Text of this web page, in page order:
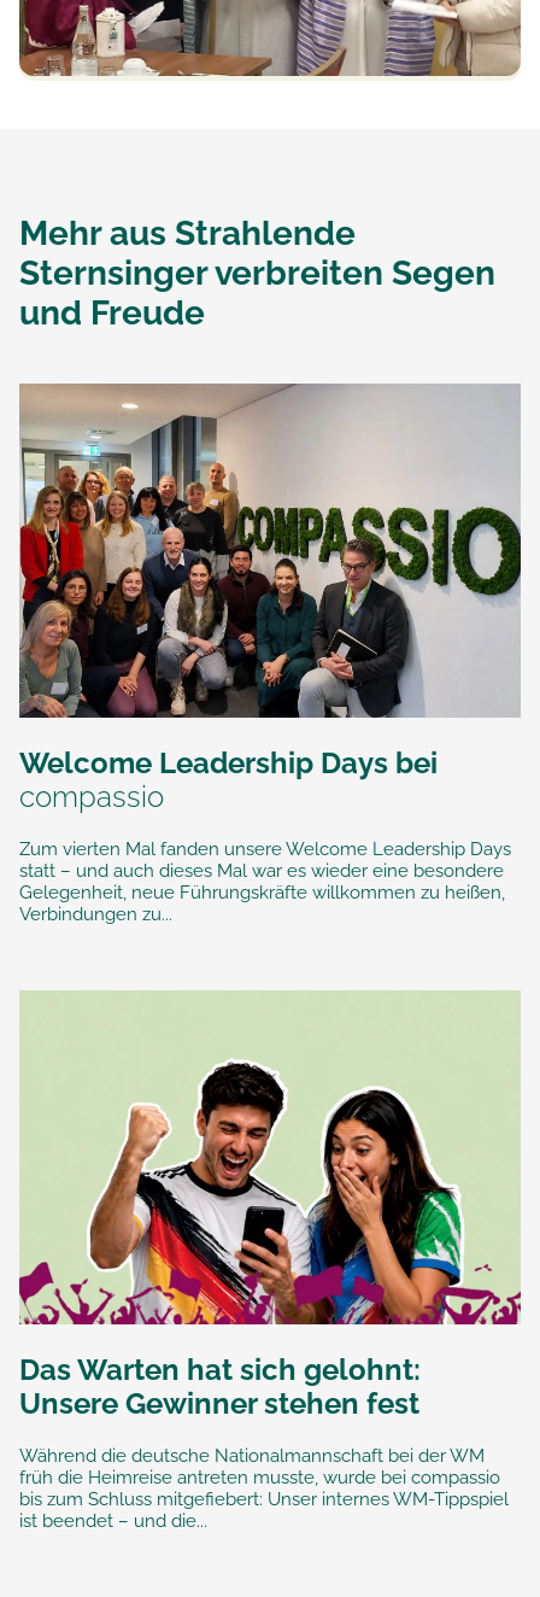
Mehr aus Strahlende
Sternsinger verbreiten Segen
und Freude
Welcome Leadership Days bei
compassio
Zum vierten Mal fanden unsere Welcome Leadership Days
statt – und auch dieses Mal war es wieder eine besondere
Gelegenheit, neue Führungskräfte willkommen zu heißen,
Verbindungen zu...
Das Warten hat sich gelohnt:
Unsere Gewinner stehen fest
Während die deutsche Nationalmannschaft bei der WM
früh die Heimreise antreten musste, wurde bei compassio
bis zum Schluss mitgefiebert: Unser internes WM-Tippspiel
ist beendet – und die...